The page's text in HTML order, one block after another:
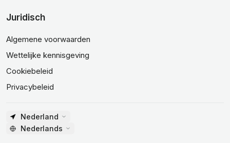
Juridisch
Algemene voorwaarden
Wettelijke kennisgeving
Cookiebeleid
Privacybeleid
Nederland
Nederlands